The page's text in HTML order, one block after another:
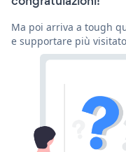
Ma poi arriva a tough
e supportare più